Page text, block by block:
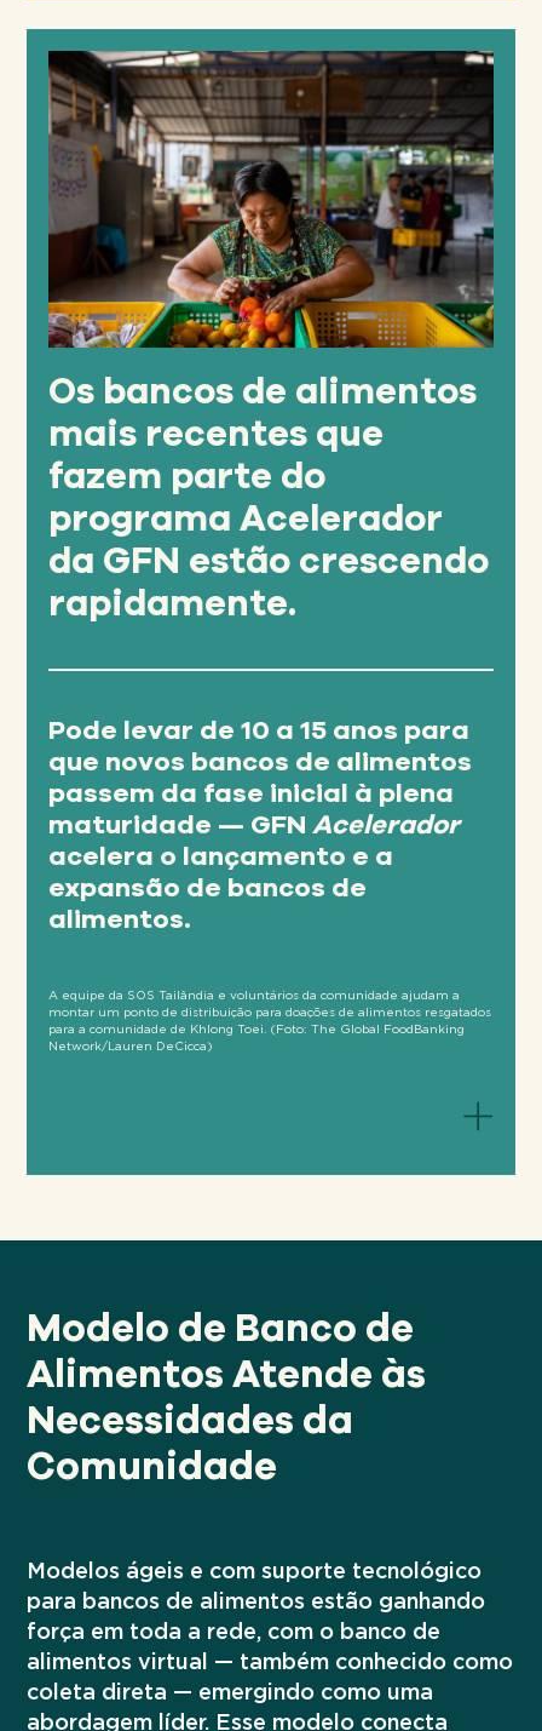
direção às metas de zero desperdício.
A GFN trabalhou com bancos de
alimentos membros para demonstrar
esse impacto ambiental aos governos
nacionais. O sistema de bancos de
alimentos agora faz parte dos planos
climáticos, ou contribuições
nacionalmente determinadas (NDCs),
rapidamente a coleta de
frutas e verduras frescas
provenientes de
fazendas e mercados.
distribuídos pela rede, a maior
categoria individual de produtos,
demonstrando a força dos
Mais de dois terços da rede possuíam
Em 2025, os bancos de alimentos
relataram trabalhar com 10.826
pequenos e médios agricultores e 131
agricultores comerciais.
Os bancos de alimentos
mais recentes que
fazem parte do
programa Acelerador
da GFN estão crescendo
rapidamente.
Pode levar de 10 a 15 anos para
que novos bancos de alimentos
passem da fase inicial à plena
maturidade — GFNAcelerador
acelera o lançamento e a
expansão de bancos de
alimentos.
A equipe da SOS Tailândia e voluntários da comunidade ajudam a
montar um ponto de distribuição para doações de alimentos resgatados
para a comunidade de Khlong Toei. (Foto: The Global FoodBanking
Network/Lauren DeCicca)
Os bancos de alimentos
Acelerador da GFN estão
Modelo de Banco de
Alimentos Atende às
Necessidades da
Comunidade
Modelos ágeis e com suporte tecnológico
para bancos de alimentos estão ganhando
força em toda a rede, com o banco de
alimentos virtual — também conhecido como
coleta direta — emergindo como uma
abordagem líder. Esse modelo conecta